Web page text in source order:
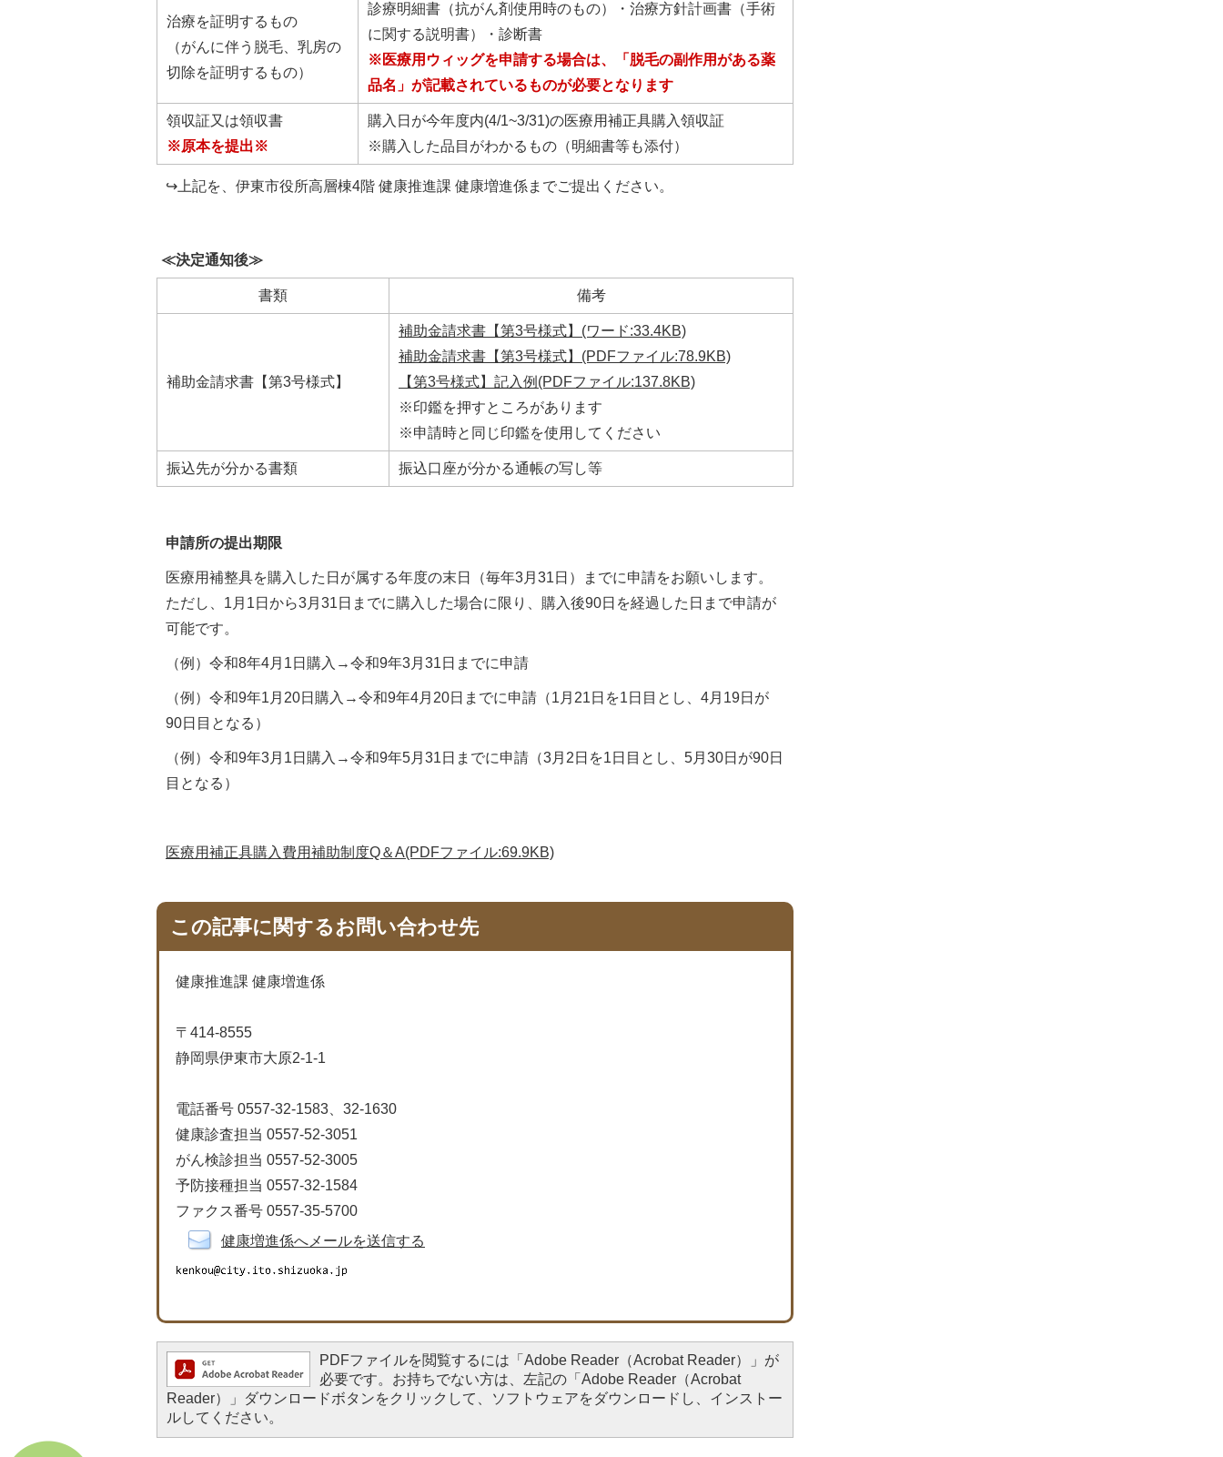
治療を証明するもの
（がんに伴う脱毛、乳房の
切除を証明するもの）
診療明細書（抗がん剤使用時のもの）・治療方針計画書（手術
に関する説明書）・診断書
※医療用ウィッグを申請する場合は、「脱毛の副作用がある薬
品名」が記載されているものが必要となります
領収証又は領収書
※原本を提出※
購入日が今年度内(4/1~3/31)の医療用補正具購入領収証
※購入した品目がわかるもの（明細書等も添付）
↪上記を、伊東市役所高層棟4階 健康推進課 健康増進係までご提出ください。
≪決定通知後≫
書類 備考
補助金請求書【第3号様式】
補助金請求書【第3号様式】(ワード:33.4KB)
補助金請求書【第3号様式】(PDFファイル:78.9KB)
【第3号様式】記入例(PDFファイル:137.8KB)
※印鑑を押すところがあります
※申請時と同じ印鑑を使用してください
振込先が分かる書類 振込口座が分かる通帳の写し等
申請所の提出期限
医療用補整具を購入した日が属する年度の末日（毎年3月31日）までに申請をお願いします。
ただし、1月1日から3月31日までに購入した場合に限り、購入後90日を経過した日まで申請が
可能です。
（例）令和8年4月1日購入→令和9年3月31日までに申請
（例）令和9年1月20日購入→令和9年4月20日までに申請（1月21日を1日目とし、4月19日が
90日目となる）
（例）令和9年3月1日購入→令和9年5月31日までに申請（3月2日を1日目とし、5月30日が90日
目となる）
医療用補正具購入費用補助制度Q＆A(PDFファイル:69.9KB)
この記事に関するお問い合わせ先
健康推進課 健康増進係
〒414-8555
静岡県伊東市大原2-1-1
電話番号 0557-32-1583、32-1630
健康診査担当 0557-52-3051
がん検診担当 0557-52-3005
予防接種担当 0557-32-1584
ファクス番号 0557-35-5700
健康増進係へメールを送信する
PDFファイルを閲覧するには「Adobe Reader（Acrobat Reader）」が
必要です。お持ちでない方は、左記の「Adobe Reader（Acrobat
Reader）」ダウンロードボタンをクリックして、ソフトウェアをダウンロードし、インストー
ルしてください。